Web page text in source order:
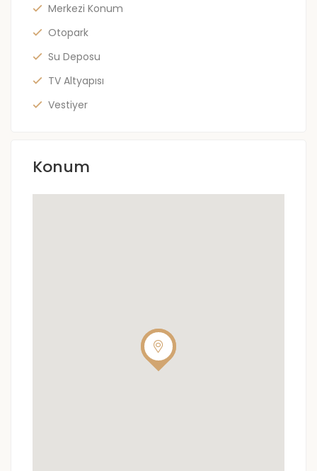
Merkezi Konum
Otopark
Su Deposu
TV Altyapısı
Vestiyer
Konum